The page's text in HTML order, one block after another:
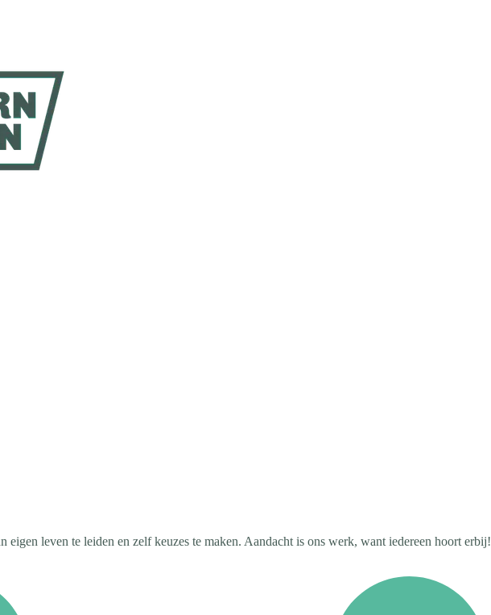
leven te leiden en zelf keuzes te maken. Aandacht is ons werk, want iedereen hoort erbij!